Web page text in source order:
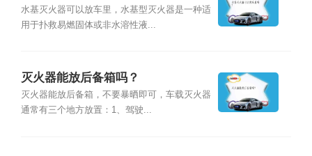
水基灭火器可以放车里，水基型灭火器是一种适
用于扑救易燃固体或非水溶性液...
灭火器能放后备箱吗？
灭火器能放后备箱，不要暴晒即可，车载灭火器
通常有三个地方放置：1、驾驶...